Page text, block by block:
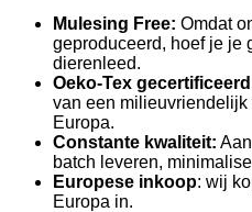
Mulesing Free: Omdat
geproduceerd, hoef je je
dierenleed.
Oeko-Tex
van een
Europa.
Constante kwaliteit:
batch leveren,
Europese inkoop: wij
Europa in.